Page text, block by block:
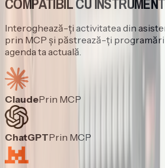
Interoghează-ți activitatea din
prin MCP și păstrează-ți
agenda ta actuală.
ClaudePrin MCP
ChatGPTPrin MCP